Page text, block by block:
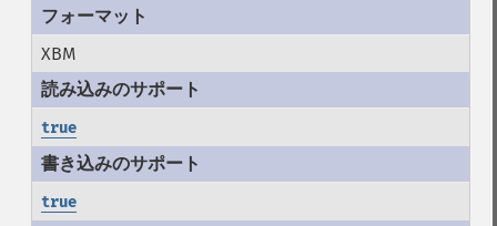
XBM
true
true